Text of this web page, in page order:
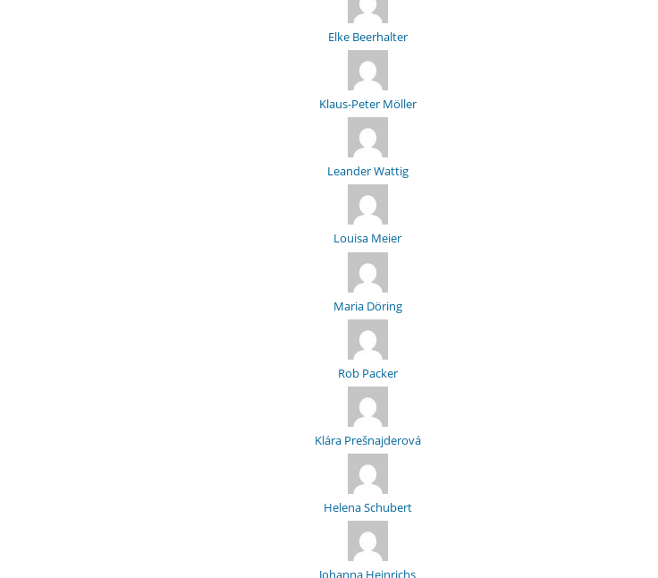
Elke Beerhalter
Klaus-Peter Möller
Leander Wattig
Louisa Meier
Maria Döring
Rob Packer
Klára Prešnajderová
Helena Schubert
Johanna Heinrichs